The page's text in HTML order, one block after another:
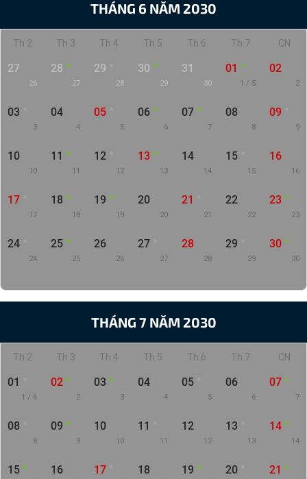
THÁNG 6 NĂM 2030
Th 2 Th 3 Th 4 Th 5 Th 6 Th 7 CN
27
26
28
27
29
28
30
29
31
30
01
1 / 5
02
2
03
3
04
4
05
5
06
6
07
7
08
8
09
9
10
10
11
11
12
12
13
13
14
14
15
15
16
16
17
17
18
18
19
19
20
20
21
21
22
22
23
23
24
24
25
25
26
26
27
27
28
28
29
29
30
30
THÁNG 7 NĂM 2030
Th 2 Th 3 Th 4 Th 5 Th 6 Th 7 CN
01
1 / 6
02
2
03
3
04
4
05
5
06
6
07
7
08
8
09
9
10
10
11
11
12
12
13
13
14
14
15 16 17 18 19 20 21